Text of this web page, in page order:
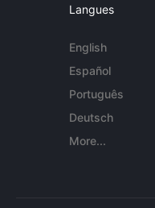
Langues
English
Español
Português
Deutsch
More...